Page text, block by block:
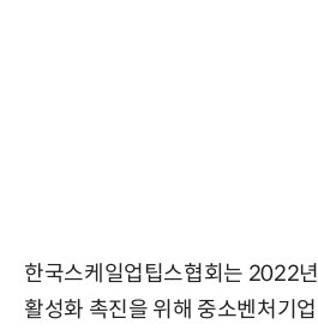
한국스케일업팁스협회는 2022
활성화 촉진을 위해 중소벤처기